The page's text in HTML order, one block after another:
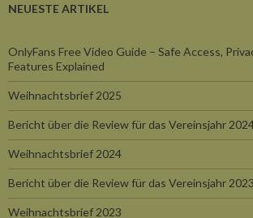
NEUESTE ARTIKEL
OnlyFans Free Video Guide – Safe Access,
Features Explained
Weihnachtsbrief 2025
Bericht über die Review für das Vereinsjahr
Weihnachtsbrief 2024
Bericht über die Review für das Vereinsjahr 2023
Weihnachtsbrief 2023